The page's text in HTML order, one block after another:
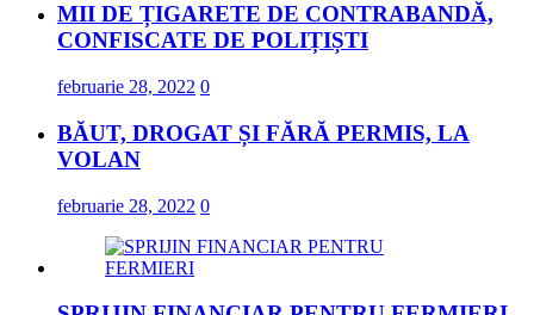
MII DE ȚIGARETE DE CONTRABANDĂ,
CONFISCATE DE POLIȚIȘTI
februarie 28, 2022 0
BĂUT, DROGAT ȘI FĂRĂ PERMIS, LA
VOLAN
februarie 28, 2022 0